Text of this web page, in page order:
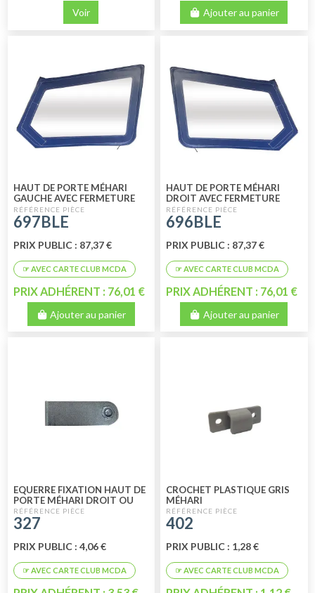
Voir Ajouter au panier
HAUT DE PORTE MÉHARI
GAUCHE AVEC FERMETURE
ÉCLAIR BLEU
697BLE
PRIX PUBLIC : 87,37 €
PRIX ADHÉRENT : 76,01 €
Ajouter au panier
HAUT DE PORTE MÉHARI
DROIT AVEC FERMETURE
ÉCLAIR BLEU
696BLE
PRIX PUBLIC : 87,37 €
PRIX ADHÉRENT : 76,01 €
Ajouter au panier
EQUERRE FIXATION HAUT DE
PORTE MÉHARI DROIT OU
GAUCHE
327
PRIX PUBLIC : 4,06 €
CROCHET PLASTIQUE GRIS
MÉHARI
402
PRIX PUBLIC : 1,28 €